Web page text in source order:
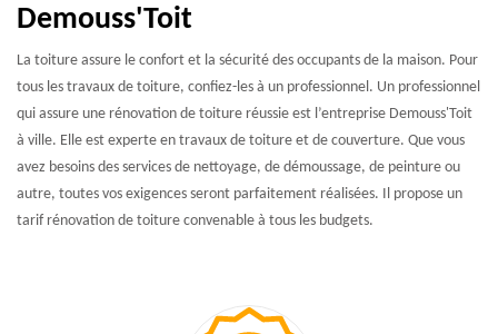
Demouss'Toit
La toiture assure le confort et la sécurité des occupants de la maison. Pour
tous les travaux de toiture, confiez-les à un professionnel. Un professionnel
qui assure une rénovation de toiture réussie est l’entreprise Demouss'Toit
à ville. Elle est experte en travaux de toiture et de couverture. Que vous
avez besoins des services de nettoyage, de démoussage, de peinture ou
autre, toutes vos exigences seront parfaitement réalisées. Il propose un
tarif rénovation de toiture convenable à tous les budgets.